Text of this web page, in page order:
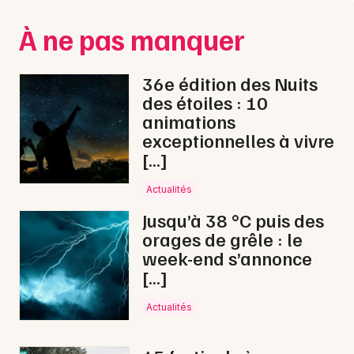
Artistes en tournée
Actualités
Magazine
Choisir mes départements
Où Real Limit s’est produit en
concert en 2026
Real Limit
s’est produit sur scène française avec
plusieurs dates exclusives :
Les dates ne sont plus disponibles.
Billetterie à venir pour les
futurs concerts de Real
Limit
La tournée passée de Real Limit avait attiré
À ne pas manquer
36e édition des Nuits
des étoiles : 10
animations
exceptionnelles à vivre
[…]
Actualités
Jusqu’à 38 °C puis des
orages de grêle : le
week-end s’annonce
[…]
Actualités